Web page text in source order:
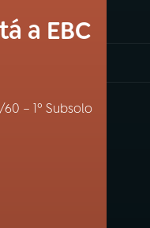
a EBC
– 1º Subsolo